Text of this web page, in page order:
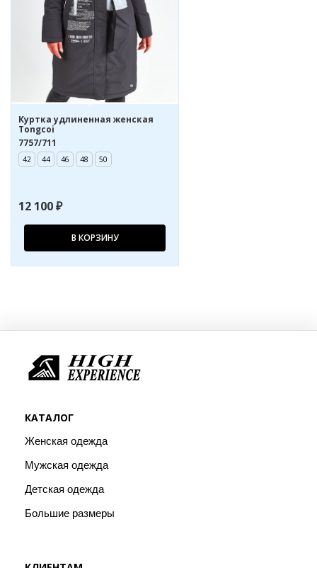
Куртка удлиненная женская
Tongcoi
7757/711
42 44 46 48 50
12 100 ₽
В КОРЗИНУ
КАТАЛОГ
Женская одежда
Мужская одежда
Детская одежда
Большие размеры